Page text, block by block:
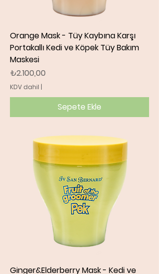
Orange Mask - Tüy Kaybına Karşı
Portakallı Kedi ve Köpek Tüy Bakım
Maskesi
Fiyat
₺2.100,00
KDV dahil |
Sepete Ekle
Ginger&Elderberry Mask - Kedi ve